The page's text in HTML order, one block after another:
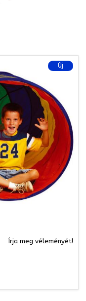
Új
Írja meg véleményét!